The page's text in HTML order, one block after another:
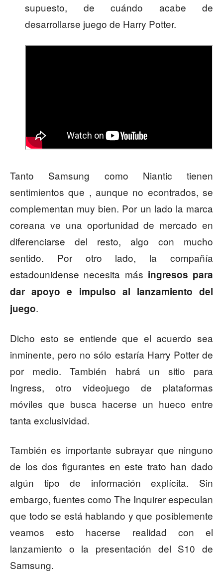
supuesto, de cuándo acabe de
desarrollarse juego de Harry Potter.
Tanto Samsung como Niantic tienen
sentimientos que , aunque no econtrados, se
complementan muy bien. Por un lado la marca
coreana ve una oportunidad de mercado en
diferenciarse del resto, algo con mucho
sentido. Por otro lado, la compañía
estadounidense necesita más ingresos para
dar apoyo e impulso al lanzamiento del
juego.
Dicho esto se entiende que el acuerdo sea
inminente, pero no sólo estaría Harry Potter de
por medio. También habrá un sitio para
Ingress, otro videojuego de plataformas
móviles que busca hacerse un hueco entre
tanta exclusividad.
También es importante subrayar que ninguno
de los dos figurantes en este trato han dado
algún tipo de información explícita. Sin
embargo, fuentes como The Inquirer especulan
que todo se está hablando y que posiblemente
veamos esto hacerse realidad con el
lanzamiento o la presentación del S10 de
Samsung.